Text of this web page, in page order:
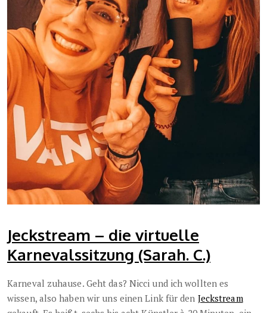
Jeckstream – die virtuelle
Karnevalssitzung (Sarah. C.)
Karneval zuhause. Geht das? Nicci und ich wollten es
wissen, also haben wir uns einen Link für den Jeckstream